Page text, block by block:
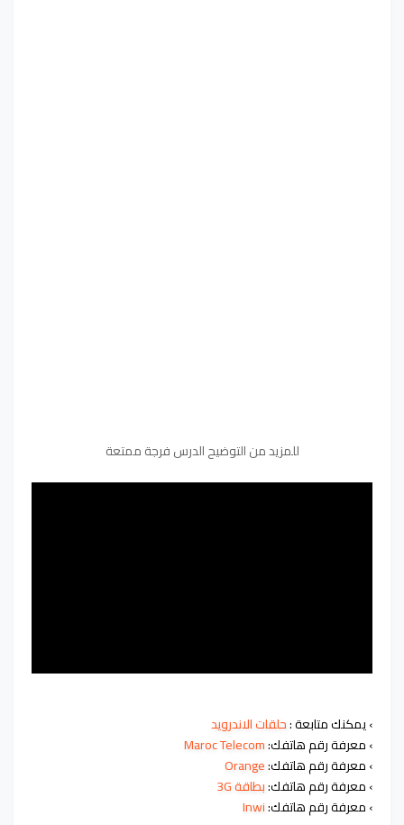
للمزيد من التوضيح الدرس فرجة ممتعة
›يمكنك متابعة :حلقاتالاندرويد
›معرفة رقم هاتفك:Maroc Telecom
›معرفة رقم هاتفك:Orange
›معرفة رقم هاتفك:بطاقة 3G
›معرفة رقم هاتفك:Inwi